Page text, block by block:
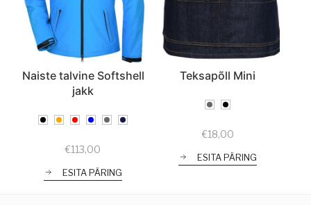
Naiste talvine Softshell
jakk
€113,00
ESITA PÄRING
Teksapõll Mini
€18,00
ESITA PÄRING